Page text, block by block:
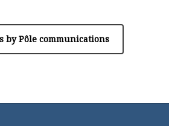
by Pôle communications